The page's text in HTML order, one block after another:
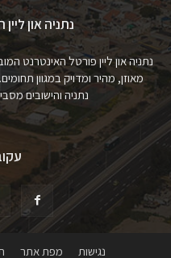
נתניה און
נתניה און ליין פורטל האינטרנט
מאוזן, מהיר ומדויק במגוון
נתניה והישובים מסביב.
נגישות מפת אתר